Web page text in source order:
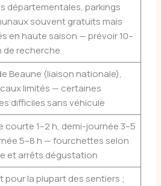
départementales, parkings
souvent gratuits mais
en haute saison — prévoir 10–
de recherche
Beaune (liaison nationale),
limités — certaines
difficiles sans véhicule
courte 1–2 h, demi-journée 3–5
5–8 h — fourchettes selon
et arrêts dégustation
pour la plupart des sentiers ;